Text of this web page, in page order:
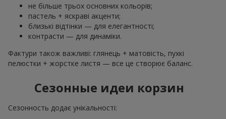
не більше трьох основних кольорів;
пастель + яскраві акценти;
близькі відтінки — для елегантності;
контрасти — для динаміки.
Фактури також важливі: глянець + матовість, пухкі
пелюстки + жорстке листя — все це створює баланс.
Сезонные идеи корзин
Сезонность додає унікальності: